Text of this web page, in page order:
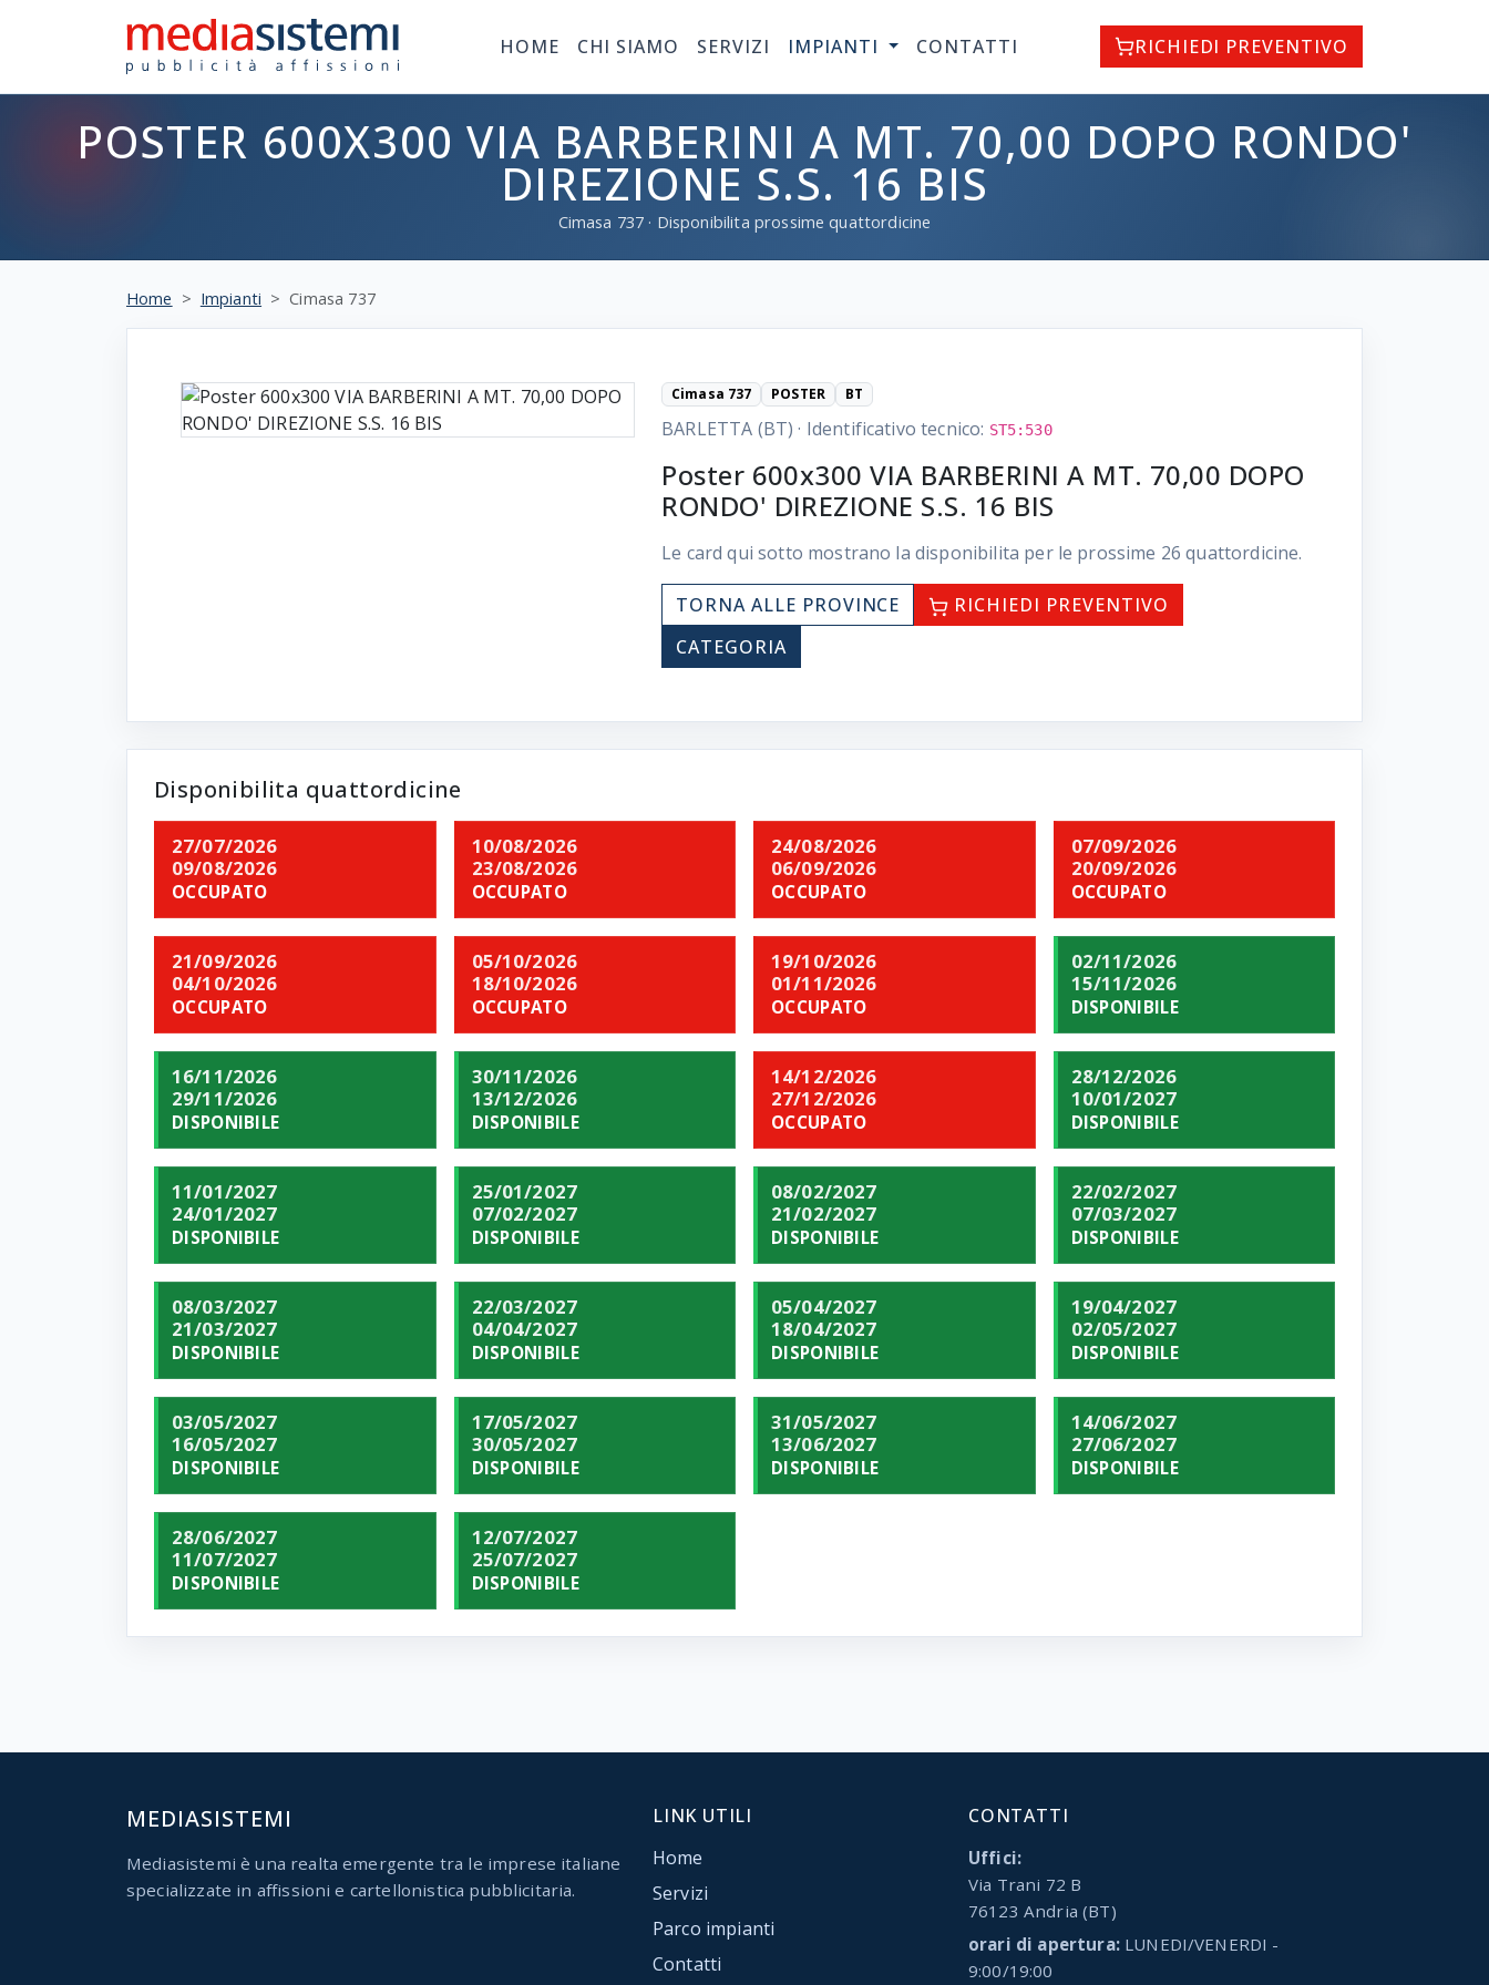
HOME CHI SIAMO SERVIZI IMPIANTI CONTATTI RICHIEDI PREVENTIVO
POSTER 600X300 VIA BARBERINI A MT. 70,00 DOPO RONDO'
DIREZIONE S.S. 16 BIS
Cimasa 737 · Disponibilita prossime quattordicine
Home Impianti Cimasa 737
Cimasa 737 POSTER BT
BARLETTA (BT) · Identificativo tecnico: ST5:530
Poster 600x300 VIA BARBERINI A MT. 70,00 DOPO
RONDO' DIREZIONE S.S. 16 BIS
Le card qui sotto mostrano la disponibilita per le prossime 26 quattordicine.
TORNA ALLE PROVINCE
RICHIEDI PREVENTIVO
CATEGORIA
Disponibilita quattordicine
27/07/2026
09/08/2026
OCCUPATO
10/08/2026
23/08/2026
OCCUPATO
24/08/2026
06/09/2026
OCCUPATO
07/09/2026
20/09/2026
OCCUPATO
21/09/2026
04/10/2026
OCCUPATO
05/10/2026
18/10/2026
OCCUPATO
19/10/2026
01/11/2026
OCCUPATO
02/11/2026
15/11/2026
DISPONIBILE
16/11/2026
29/11/2026
DISPONIBILE
30/11/2026
13/12/2026
DISPONIBILE
14/12/2026
27/12/2026
OCCUPATO
28/12/2026
10/01/2027
DISPONIBILE
11/01/2027
24/01/2027
DISPONIBILE
25/01/2027
07/02/2027
DISPONIBILE
08/02/2027
21/02/2027
DISPONIBILE
22/02/2027
07/03/2027
DISPONIBILE
08/03/2027
21/03/2027
DISPONIBILE
22/03/2027
04/04/2027
DISPONIBILE
05/04/2027
18/04/2027
DISPONIBILE
19/04/2027
02/05/2027
DISPONIBILE
03/05/2027
16/05/2027
DISPONIBILE
17/05/2027
30/05/2027
DISPONIBILE
31/05/2027
13/06/2027
DISPONIBILE
14/06/2027
27/06/2027
DISPONIBILE
28/06/2027
11/07/2027
DISPONIBILE
12/07/2027
25/07/2027
DISPONIBILE
MEDIASISTEMI
Mediasistemi è una realta emergente tra le imprese italiane
specializzate in affissioni e cartellonistica pubblicitaria.
LINK UTILI
Home
Servizi
Parco impianti
Contatti
CONTATTI
Uffici:
Via Trani 72 B
76123 Andria (BT)
orari di apertura:LUNEDI/VENERDI -
9:00/19:00